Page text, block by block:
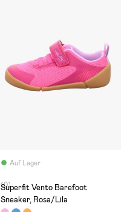
Auf Lager
(0)
Superfit Vento Barefoot
Sneaker, Rosa/Lila